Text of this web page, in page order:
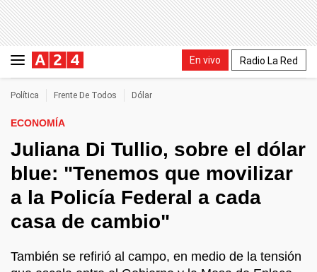
En vivo Radio La Red
Política Frente De Todos Dólar
ECONOMÍA
Juliana Di Tullio, sobre el dólar
blue: "Tenemos que movilizar
a la Policía Federal a cada
casa de cambio"
También se refirió al campo, en medio de la tensión